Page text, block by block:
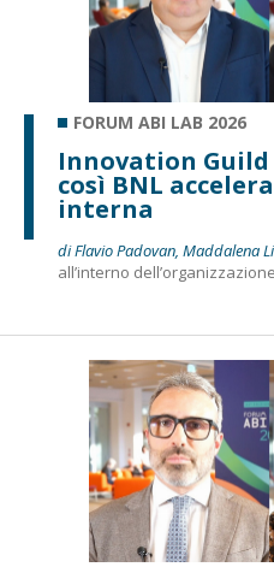
FORUM ABI LAB 2026
Innovation Guild
così BNL
interna
di Flavio Padovan, Maddalena
all’interno